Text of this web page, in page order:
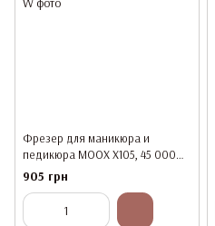
Фрезер для маникюра и
педикюра MOOX X105, 45 000
об/мин, 65W, Белый
905 грн